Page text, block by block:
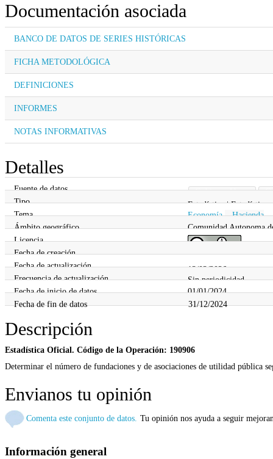
Documentación asociada
BANCO DE DATOS DE SERIES HISTÓRICAS
FICHA METODOLÓGICA
DEFINICIONES
INFORMES
NOTAS INFORMATIVAS
Detalles
Fuente de datos Gobierno Vasco
Tipo
Estadística | Estadística
Tema
Economía ,Hacienda
Ámbito geográfico
Comunidad Autonoma
Licencia
Fecha de creación
Fecha de actualización
13/03/2026
Frecuencia de actualización
Sin periodicidad
Fecha de inicio de datos
01/01/2024
Fecha de fin de datos
31/12/2024
Descripción
Estadística Oficial. Código de la Operación: 190906
Determinar el número de fundaciones y de asociaciones de utilidad pública
Envianos tu opinión
Comenta este conjunto de datos. Tu opinión nos ayuda a seguir
Información general